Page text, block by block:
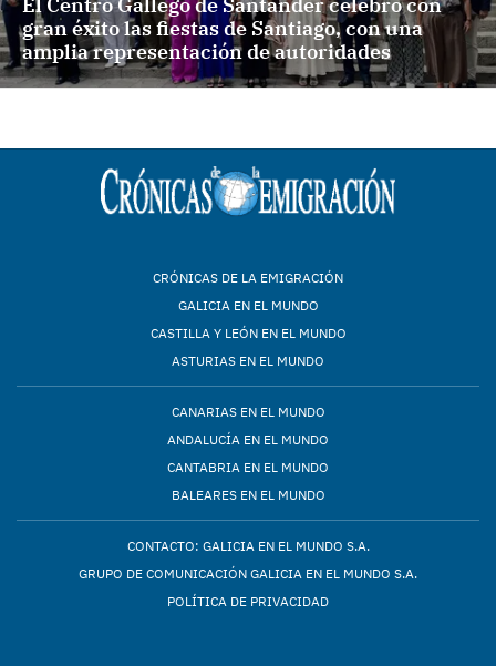
El Centro Gallego de Santander celebró con
gran éxito las fiestas de Santiago, con una
amplia representación de autoridades
CRÓNICAS DE LA EMIGRACIÓN
GALICIA EN EL MUNDO
CASTILLA Y LEÓN EN EL MUNDO
ASTURIAS EN EL MUNDO
CANARIAS EN EL MUNDO
ANDALUCÍA EN EL MUNDO
CANTABRIA EN EL MUNDO
BALEARES EN EL MUNDO
CONTACTO: GALICIA EN EL MUNDO S.A.
GRUPO DE COMUNICACIÓN GALICIA EN EL MUNDO S.A.
POLÍTICA DE PRIVACIDAD